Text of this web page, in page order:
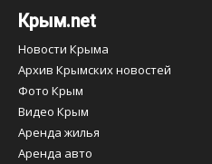
Крым.net
Новости Крыма
Архив Крымских новостей
Фото Крым
Видео Крым
Аренда жилья
Аренда авто